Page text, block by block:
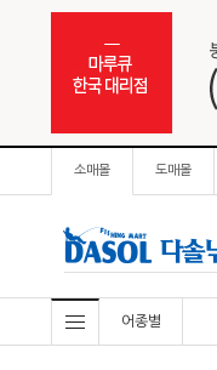
소매몰 도매몰
어종별